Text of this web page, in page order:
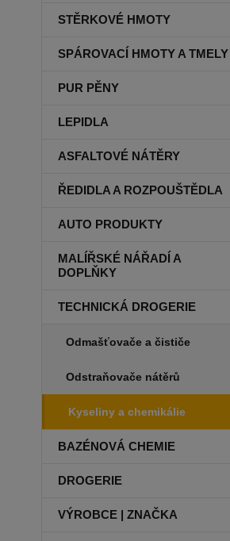
STĚRKOVÉ HMOTY
SPÁROVACÍ HMOTY A TMELY
PUR PĚNY
LEPIDLA
ASFALTOVÉ NÁTĚRY
ŘEDIDLA A ROZPOUŠTĚDLA
AUTO PRODUKTY
MALÍŘSKÉ NÁŘADÍ A
DOPLŇKY
TECHNICKÁ DROGERIE
Odmašťovače a čističe
Odstraňovače nátěrů
Kyseliny a chemikálie
BAZÉNOVÁ CHEMIE
DROGERIE
VÝROBCE | ZNAČKA